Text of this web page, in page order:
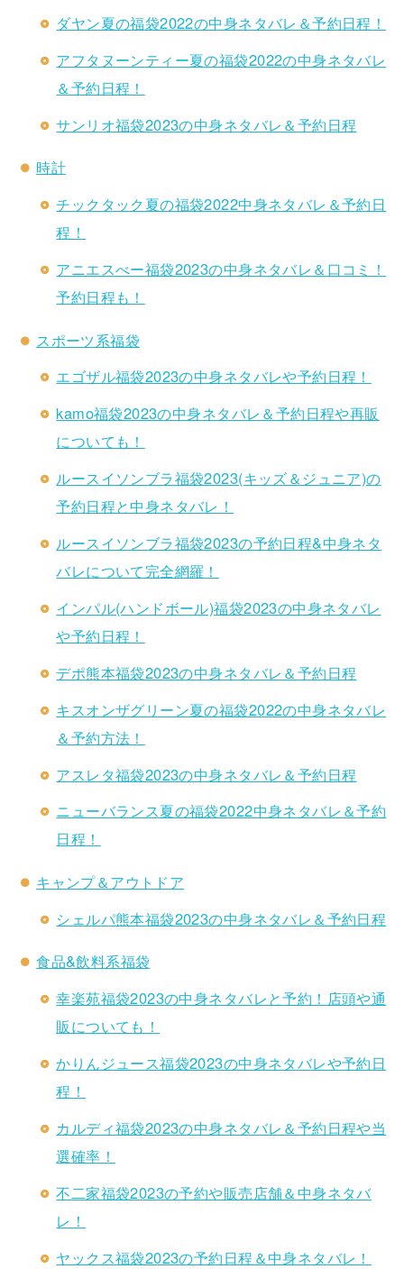
ダヤン夏の福袋2022の中身ネタバレ＆予約日程！
アフタヌーンティー夏の福袋2022の中身ネタバレ
＆予約日程！
サンリオ福袋2023の中身ネタバレ＆予約日程
時計
チックタック夏の福袋2022中身ネタバレ＆予約日
程！
アニエスべー福袋2023の中身ネタバレ＆口コミ！
予約日程も！
スポーツ系福袋
エゴザル福袋2023の中身ネタバレや予約日程！
kamo福袋2023の中身ネタバレ＆予約日程や再販
についても！
ルースイソンブラ福袋2023(キッズ＆ジュニア)の
予約日程と中身ネタバレ！
ルースイソンブラ福袋2023の予約日程&中身ネタ
バレについて完全網羅！
インパル(ハンドボール)福袋2023の中身ネタバレ
や予約日程！
デポ熊本福袋2023の中身ネタバレ＆予約日程
キスオンザグリーン夏の福袋2022の中身ネタバレ
＆予約方法！
アスレタ福袋2023の中身ネタバレ＆予約日程
ニューバランス夏の福袋2022中身ネタバレ＆予約
日程！
キャンプ＆アウトドア
シェルパ熊本福袋2023の中身ネタバレ＆予約日程
食品&飲料系福袋
幸楽苑福袋2023の中身ネタバレと予約！店頭や通
販についても！
かりんジュース福袋2023の中身ネタバレや予約日
程！
カルディ福袋2023の中身ネタバレ＆予約日程や当
選確率！
不二家福袋2023の予約や販売店舗＆中身ネタバ
レ！
ヤックス福袋2023の予約日程＆中身ネタバレ！